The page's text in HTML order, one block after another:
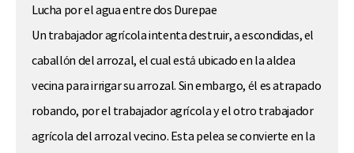
Lucha por el agua entre dos Durepae
Un trabajador agrícola intenta destruir, a escondidas, el
caballón del arrozal, el cual está ubicado en la aldea
vecina para irrigar su arrozal. Sin embargo, él es atrapado
robando, por el trabajador agrícola y el otro trabajador
agrícola del arrozal vecino. Esta pelea se convierte en la